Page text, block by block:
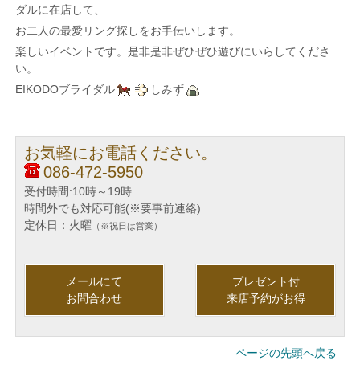
ダルに在店して、
お二人の最愛リング探しをお手伝いします。
楽しいイベントです。是非是非ぜひぜひ遊びにいらしてくださ
い。
EIKODOブライダル
しみず
お気軽にお電話ください。
086-472-5950
受付時間:10時～19時
時間外でも対応可能(※要事前連絡)
定休日：火曜 （※祝日は営業）
メールにて
お問合わせ
プレゼント付
来店予約がお得
ページの先頭へ戻る